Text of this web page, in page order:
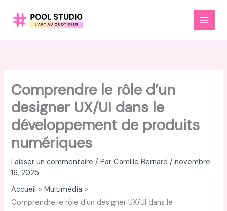
MAIN
Comprendre le rôle d’un
designer UX/UI dans le
développement de produits
numériques
Laisser un commentaire / ParCamille Bernard/novembre
16, 2025
Accueil
Multimédia
Comprendre le rôle d’un designer UX/UI dans le